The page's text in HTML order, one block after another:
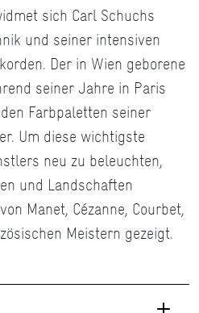
sich Carl Schuchs
und seiner intensiven
Der in Wien geborene
seiner Jahre in Paris
Farbpaletten seiner
Um diese wichtigste
neu zu beleuchten,
und Landschaften
Manet, Cézanne, Courbet,
Meistern gezeigt.